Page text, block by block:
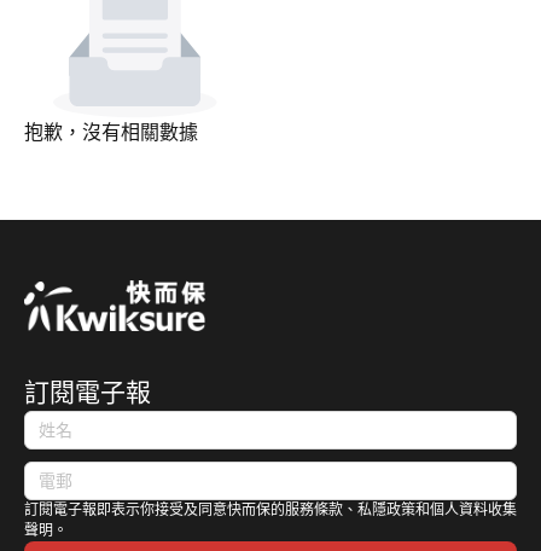
抱歉，沒有相關數據
訂閱電子報
訂閱電子報即表示你接受及同意快而保的服務條款、私隱政策和個人資料收集
聲明。